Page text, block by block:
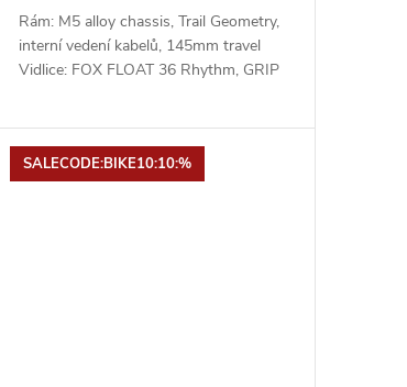
Rám: M5 alloy chassis, Trail Geometry,
interní vedení kabelů, 145mm travel
Vidlice: FOX FLOAT 36 Rhythm, GRIP
FLOAT X...
SALECODE:BIKE10:10:%